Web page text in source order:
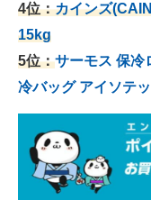
4位：カインズ
15kg
5位：サーモス 保冷
冷バッグ アイソテ